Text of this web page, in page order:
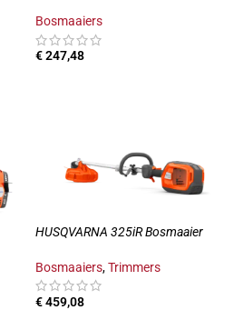
Bosmaaiers
€247,48
HUSQVARNA 325iR Bosmaaier
Bosmaaiers,Trimmers
€459,08